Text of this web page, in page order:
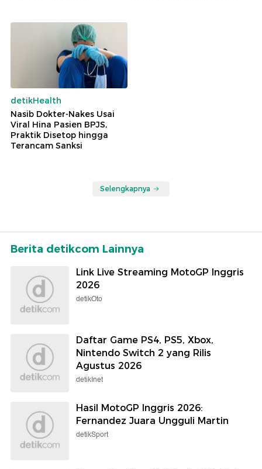
detikHealth
Nasib Dokter-Nakes Usai
Viral Hina Pasien BPJS,
Praktik Disetop hingga
Terancam Sanksi
Selengkapnya
Berita detikcom Lainnya
Link Live Streaming MotoGP Inggris
2026
detikOto
Daftar Game PS4, PS5, Xbox,
Nintendo Switch 2 yang Rilis
Agustus 2026
detikInet
Hasil MotoGP Inggris 2026:
Fernandez Juara Ungguli Martin
detikSport